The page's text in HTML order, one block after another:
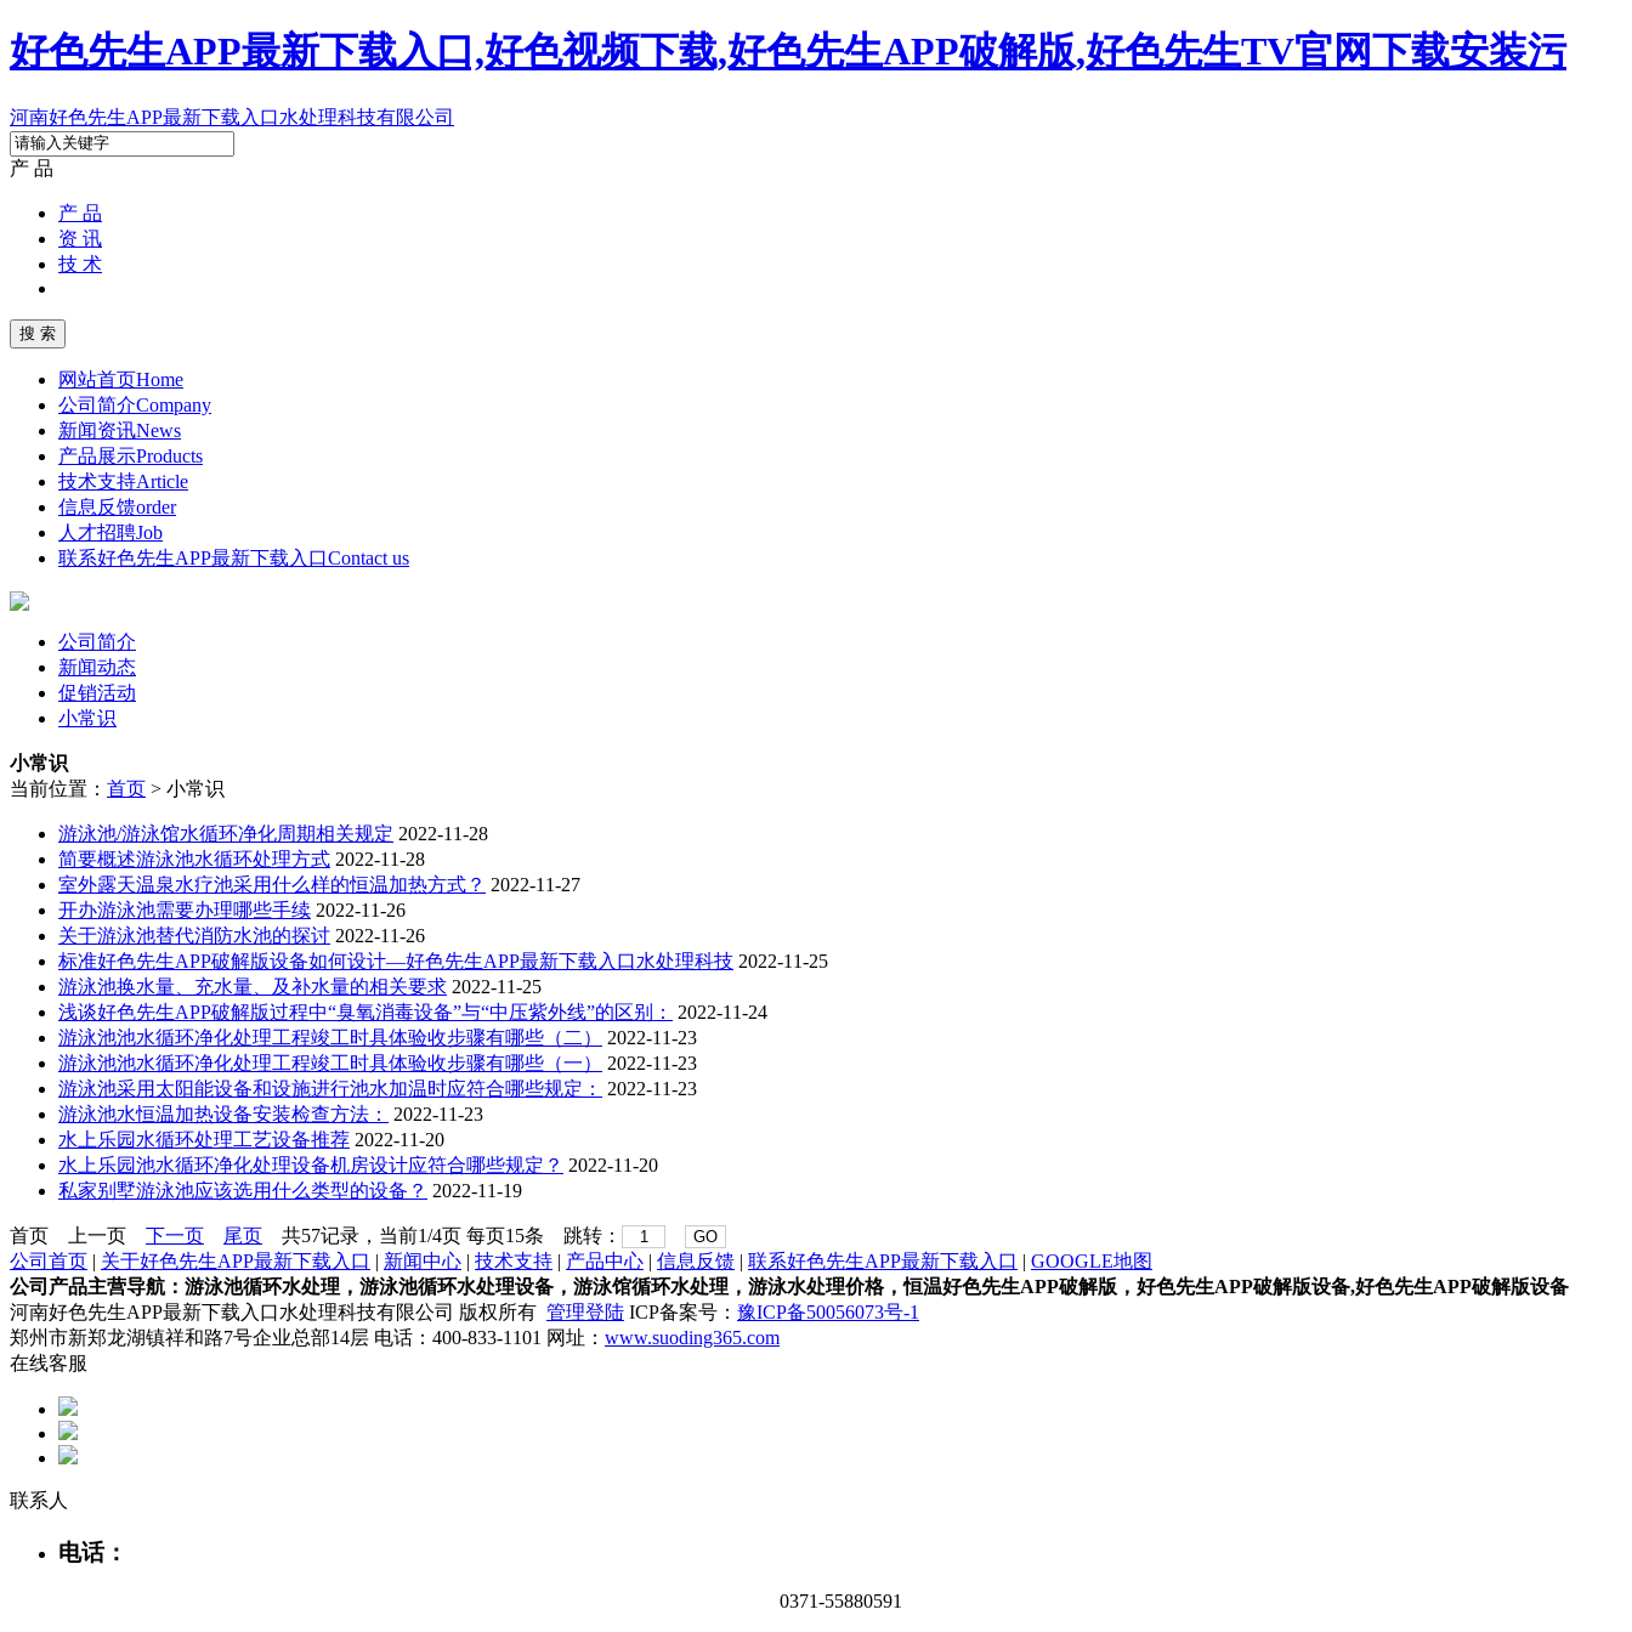
好色先生APP最新下载入口,好色视频下载,好色先生APP破解版,好色先生TV官网下载安装污
河南好色先生APP最新下载入口水处理科技有限公司
产 品
产 品
资 讯
技 术
网站首页Home
公司简介Company
新闻资讯News
产品展示Products
技术支持Article
信息反馈order
人才招聘Job
联系好色先生APP最新下载入口Contact us
公司简介
新闻动态
促销活动
小常识
小常识
当前位置： 首页 > 小常识
游泳池/游泳馆水循环净化周期相关规定 2022-11-28
简要概述游泳池水循环处理方式 2022-11-28
室外露天温泉水疗池采用什么样的恒温加热方式？ 2022-11-27
开办游泳池需要办理哪些手续 2022-11-26
关于游泳池替代消防水池的探讨 2022-11-26
标准好色先生APP破解版设备如何设计—好色先生APP最新下载入口水处理科技 2022-11-25
游泳池换水量、充水量、及补水量的相关要求 2022-11-25
浅谈好色先生APP破解版过程中“臭氧消毒设备”与“中压紫外线”的区别：
2022-11-24
游泳池池水循环净化处理工程竣工时具体验收步骤有哪些（二）
2022-11-23
游泳池池水循环净化处理工程竣工时具体验收步骤有哪些（一）
2022-11-23
游泳池采用太阳能设备和设施进行池水加温时应符合哪些规定：
2022-11-23
游泳池水恒温加热设备安装检查方法：
2022-11-23
水上乐园水循环处理工艺设备推荐 2022-11-20
水上乐园池水循环净化处理设备机房设计应符合哪些规定？ 2022-11-20
私家别墅游泳池应该选用什么类型的设备？ 2022-11-19
首页 上一页 下一页 尾页 共57记录，当前1/4页 每页15条 跳转： GO
公司首页 | 关于好色先生APP最新下载入口 | 新闻中心 | 技术支持 | 产品中心 | 信息反馈 | 联系好色先生APP最新下载入口 | GOOGLE地图
公司产品主营导航：游泳池循环水处理，游泳池循环水处理设备，游泳馆循环水处理，游泳水处理价格，恒温好色先生APP破解版，好色先生APP破解版设备,好色先生APP破解版设备
河南好色先生APP最新下载入口水处理科技有限公司 版权所有 管理登陆 ICP备案号： 豫ICP备50056073号-1
郑州市新郑龙湖镇祥和路7号企业总部14层 电话：400-833-1101 网址： www.suoding365.com
在线客服
联系人
电话：
0371-55880591